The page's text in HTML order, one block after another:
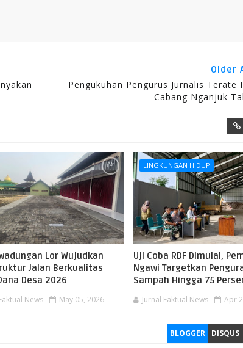
Older
Pengukuhan Pengurus Jurnalis Terate
Cabang Nganjuk
Lor Wujudkan
Jalan Berkualitas
Desa 2026
News May 05, 2026
LINGKUNGAN HIDUP
Uji Coba RDF Dimulai,
Ngawi Targetkan
Sampah Hingga 75
Jurnal Faktual News Apr
BLOGGER DISQUS